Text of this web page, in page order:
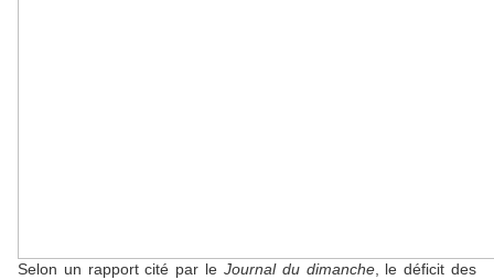
Selon un rapport cité par le Journal du dimanche, le déficit des